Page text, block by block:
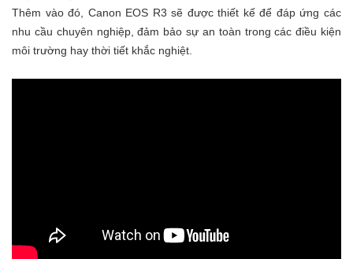
Thêm vào đó, Canon EOS R3 sẽ được thiết kế để đáp ứng các
nhu cầu chuyên nghiệp, đảm bảo sự an toàn trong các điều kiện
môi trường hay thời tiết khắc nghiệt.